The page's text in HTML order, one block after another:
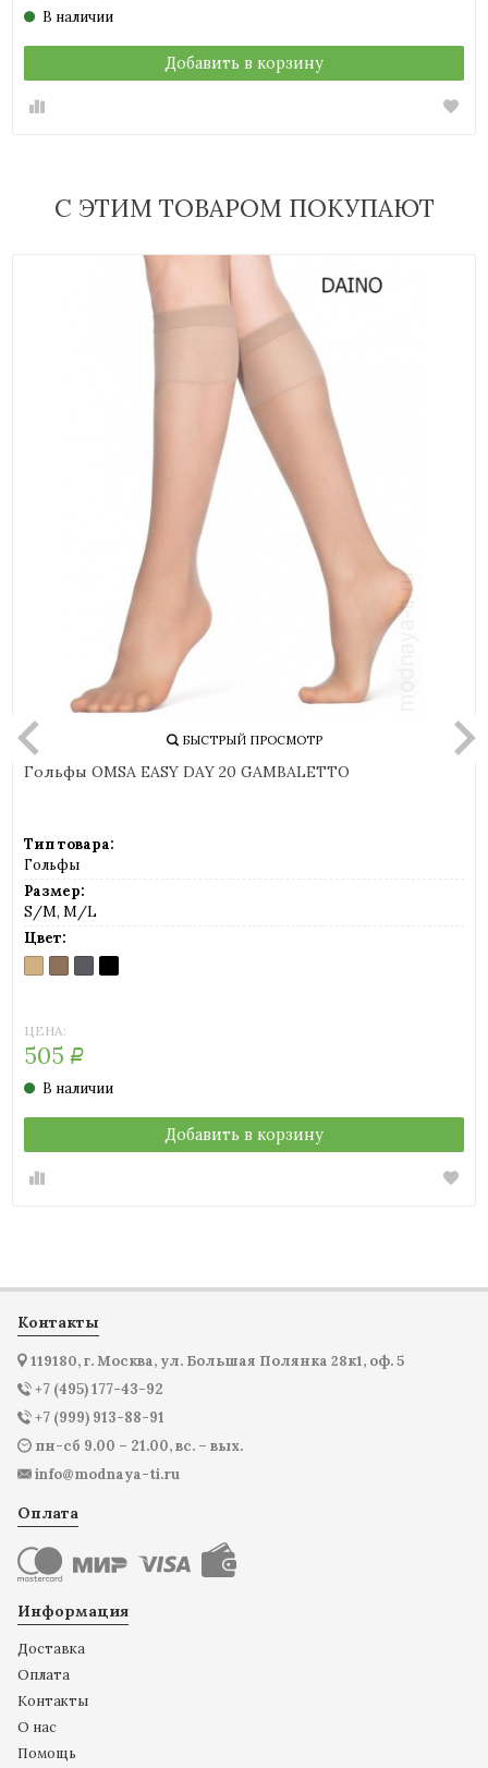
В наличии
Добавить в корзину
С ЭТИМ ТОВАРОМ ПОКУПАЮТ
БЫСТРЫЙ ПРОСМОТР
Гольфы OMSA EASY DAY 20 GAMBALETTO
Тип товара:
Гольфы
Размер:
S/M, M/L
Цвет:
CARAMELLO
(телесный)
DAINO
(загар)
FUMO
(серый)
NERO
(черный)
ЦЕНА:
505 Р
В наличии
Добавить в корзину
Контакты
119180, г. Москва, ул. Большая Полянка 28к1, оф. 5
+7 (495) 177-43-92
+7 (999) 913-88-91
пн-сб 9.00 – 21.00, вс. – вых.
info@modnaya-ti.ru
Оплата
Информация
Доставка
Оплата
Контакты
О нас
Помощь